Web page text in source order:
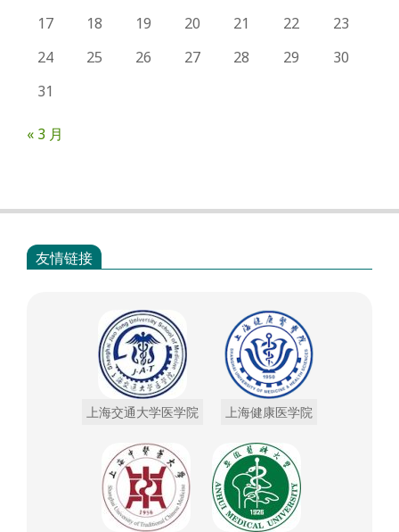
17 18 19 20 21 22
23
24
25 26 27 28 29
30
31
« 3 月
友情链接
上海交通大学医学院 上海健康医学院